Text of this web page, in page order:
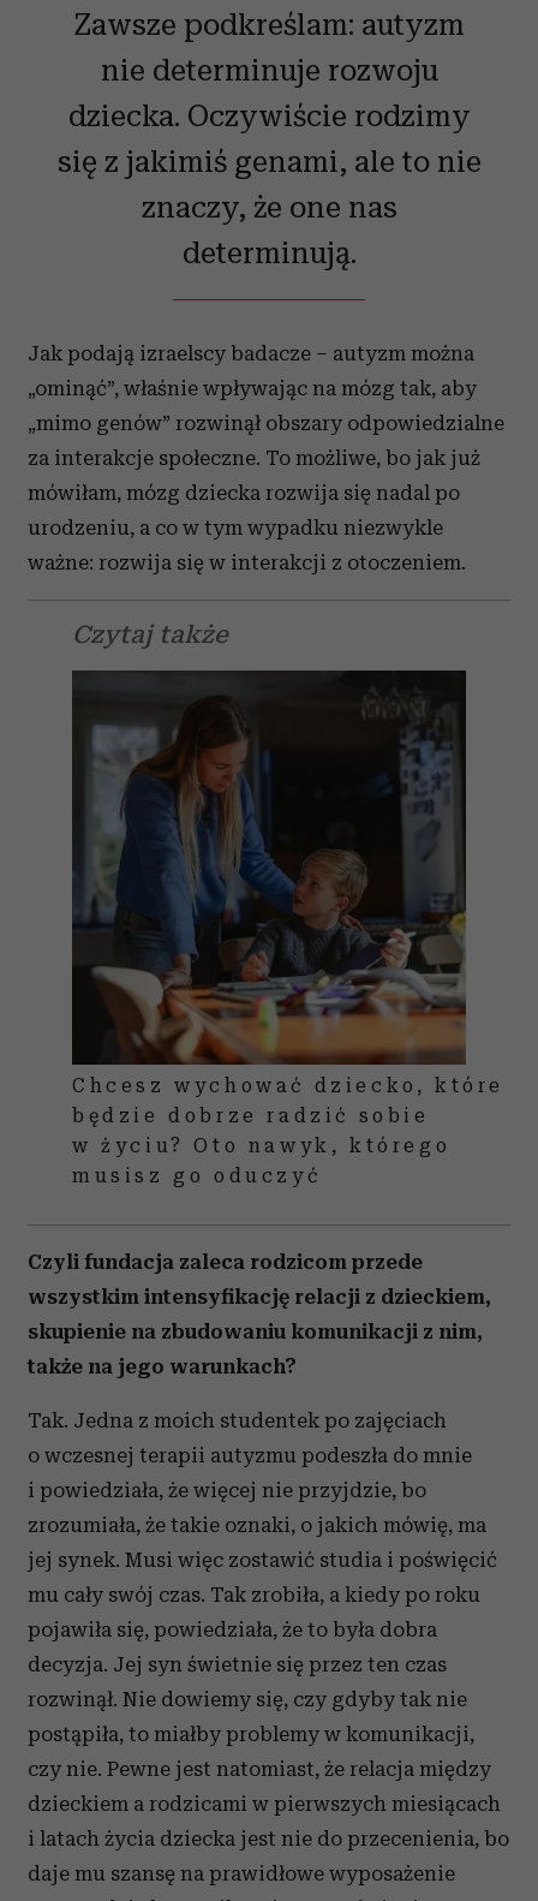
Zawsze podkreślam: autyzm
nie determinuje rozwoju
dziecka. Oczywiście rodzimy
się z jakimiś genami, ale to nie
znaczy, że one nas
determinują.
Jak podają izraelscy badacze – autyzm można
„ominąć”, właśnie wpływając na mózg tak, aby
„mimo genów” rozwinął obszary odpowiedzialne
za interakcje społeczne. To możliwe, bo jak już
mówiłam, mózg dziecka rozwija się nadal po
urodzeniu, a co w tym wypadku niezwykle
ważne: rozwija się w interakcji z otoczeniem.
Czytaj także
Chcesz wychować dziecko, które
będzie dobrze radzić sobie
w życiu? Oto nawyk, którego
musisz go oduczyć
Czyli fundacja zaleca rodzicom przede
wszystkim intensyfikację relacji z dzieckiem,
skupienie na zbudowaniu komunikacji z nim,
także na jego warunkach?
Tak. Jedna z moich studentek po zajęciach
o wczesnej terapii autyzmu podeszła do mnie
i powiedziała, że więcej nie przyjdzie, bo
zrozumiała, że takie oznaki, o jakich mówię, ma
jej synek. Musi więc zostawić studia i poświęcić
mu cały swój czas. Tak zrobiła, a kiedy po roku
pojawiła się, powiedziała, że to była dobra
decyzja. Jej syn świetnie się przez ten czas
rozwinął. Nie dowiemy się, czy gdyby tak nie
postąpiła, to miałby problemy w komunikacji,
czy nie. Pewne jest natomiast, że relacja między
dzieckiem a rodzicami w pierwszych miesiącach
i latach życia dziecka jest nie do przecenienia, bo
daje mu szansę na prawidłowe wyposażenie